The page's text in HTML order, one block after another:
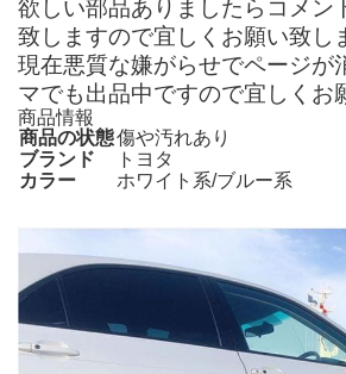
欲しい部品ありましたらコメン
致しますので宜しくお願い致し
現在悪質な嫌がらせでページが
マでも出品中ですので宜しくお
商品情報
商品の状態傷や汚れあり
ブランド
トヨタ
カラー
ホワイト系/ブルー系